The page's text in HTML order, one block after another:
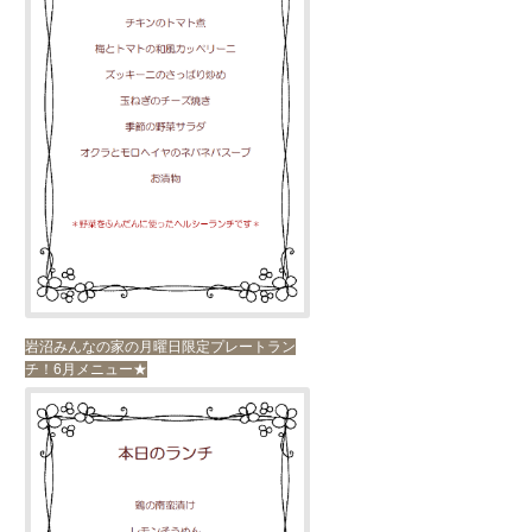
岩沼みんなの家の月曜日限定プレートラン
チ！6月メニュー★